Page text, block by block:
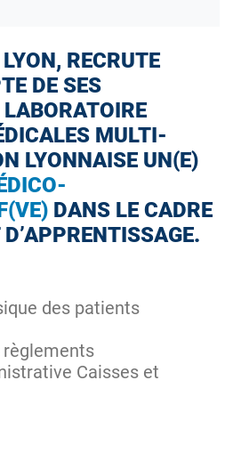
RECRUTE
DE SES
MULTI-
LYONNAISE UN(E)
DANS LE CADRE
des patients
règlements
Caisses et